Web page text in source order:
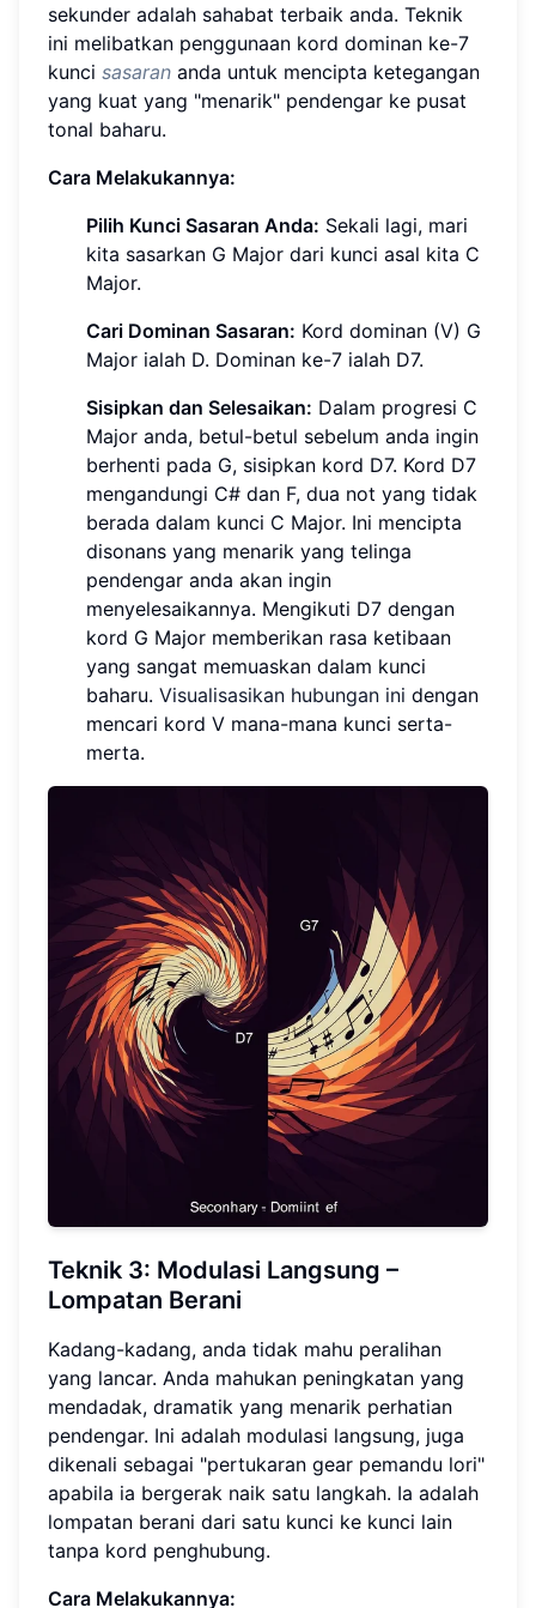
sekunder adalah sahabat terbaik anda. Teknik
ini melibatkan penggunaan kord dominan ke-7
kunci sasaran anda untuk mencipta ketegangan
yang kuat yang "menarik" pendengar ke pusat
tonal baharu.
Cara Melakukannya:
Pilih Kunci Sasaran Anda: Sekali lagi, mari
kita sasarkan G Major dari kunci asal kita C
Major.
Cari Dominan Sasaran: Kord dominan (V) G
Major ialah D. Dominan ke-7 ialah D7.
Sisipkan dan Selesaikan: Dalam progresi C
Major anda, betul-betul sebelum anda ingin
berhenti pada G, sisipkan kord D7. Kord D7
mengandungi C# dan F, dua not yang tidak
berada dalam kunci C Major. Ini mencipta
disonans yang menarik yang telinga
pendengar anda akan ingin
menyelesaikannya. Mengikuti D7 dengan
kord G Major memberikan rasa ketibaan
yang sangat memuaskan dalam kunci
baharu. Visualisasikan hubungan ini dengan
mencari kord V mana-mana kunci serta-
merta.
Teknik 3: Modulasi Langsung –
Lompatan Berani
Kadang-kadang, anda tidak mahu peralihan
yang lancar. Anda mahukan peningkatan yang
mendadak, dramatik yang menarik perhatian
pendengar. Ini adalah modulasi langsung, juga
dikenali sebagai "pertukaran gear pemandu lori"
apabila ia bergerak naik satu langkah. Ia adalah
lompatan berani dari satu kunci ke kunci lain
tanpa kord penghubung.
Cara Melakukannya: